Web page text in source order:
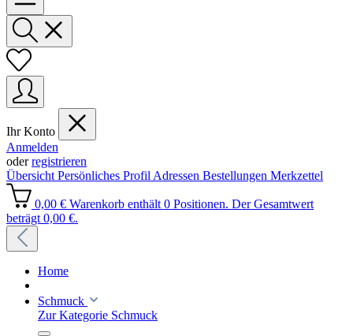
Ihr Konto
Anmelden
oderregistrieren
Übersicht Persönliches Profil Adressen Bestellungen Merkzettel
0,00 € Warenkorb enthält 0 Positionen. Der Gesamtwert
beträgt 0,00 €.
Home
Schmuck
Zur Kategorie Schmuck